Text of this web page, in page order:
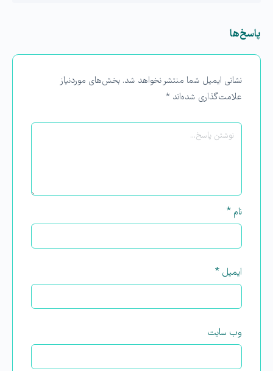
پاسخ‌ها
نشانی ایمیل شما منتشر نخواهد شد. بخش‌های موردنیاز
علامت‌گذاری شده‌اند *
نام *
ایمیل *
وب‌ سایت